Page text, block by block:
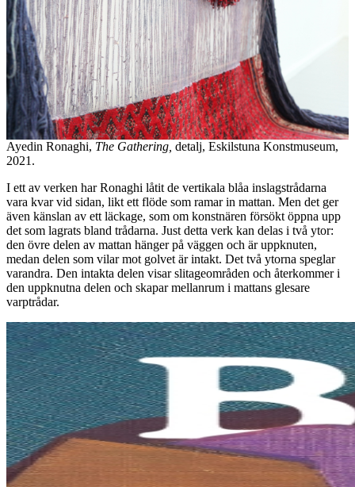
Ayedin Ronaghi, The Gathering, detalj, Eskilstuna Konstmuseum,
2021.
I ett av verken har Ronaghi låtit de vertikala blåa inslagstrådarna
vara kvar vid sidan, likt ett flöde som ramar in mattan. Men det ger
även känslan av ett läckage, som om konstnären försökt öppna upp
det som lagrats bland trådarna. Just detta verk kan delas i två ytor:
den övre delen av mattan hänger på väggen och är uppknuten,
medan delen som vilar mot golvet är intakt. Det två ytorna speglar
varandra. Den intakta delen visar slitageområden och återkommer i
den uppknutna delen och skapar mellanrum i mattans glesare
varptrådar.